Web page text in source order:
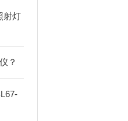
射灯
？